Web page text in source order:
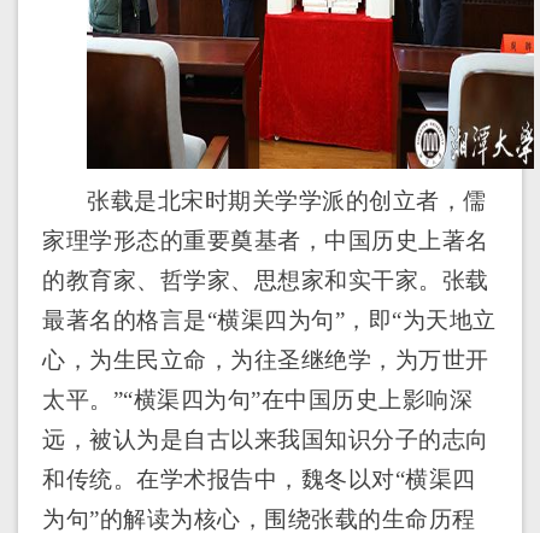
张载是北宋时期关学学派的创立者，儒
家理学形态的重要奠基者，中国历史上著名
的教育家、哲学家、思想家和实干家。张载
最著名的格言是“横渠四为句”，即“为天地立
心，为生民立命，为往圣继绝学，为万世开
太平。”“横渠四为句”在中国历史上影响深
远，被认为是自古以来我国知识分子的志向
和传统。在学术报告中，魏冬以对“横渠四
为句”的解读为核心，围绕张载的生命历程